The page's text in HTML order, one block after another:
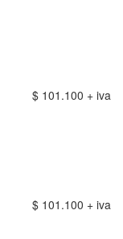
$ 101.100 + iva
$ 101.100 + iva